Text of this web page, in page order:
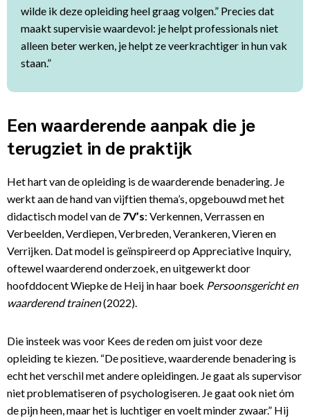
wilde ik deze opleiding heel graag volgen.” Precies dat
maakt supervisie waardevol: je helpt professionals niet
alleen beter werken, je helpt ze veerkrachtiger in hun vak
staan.”
Een waarderende aanpak die je
terugziet in de praktijk
Het hart van de opleiding is de waarderende benadering. Je
werkt aan de hand van vijftien thema’s, opgebouwd met het
didactisch model van de 7V’s: Verkennen, Verrassen en
Verbeelden, Verdiepen, Verbreden, Verankeren, Vieren en
Verrijken. Dat model is geïnspireerd op Appreciative Inquiry,
oftewel waarderend onderzoek, en uitgewerkt door
hoofddocent Wiepke de Heij in haar boek Persoonsgericht en
waarderend trainen(2022).
Die insteek was voor Kees de reden om juist voor deze
opleiding te kiezen. “De positieve, waarderende benadering is
echt het verschil met andere opleidingen. Je gaat als supervisor
niet problematiseren of psychologiseren. Je gaat ook niet óm
de pijn heen, maar het is luchtiger en voelt minder zwaar.” Hij